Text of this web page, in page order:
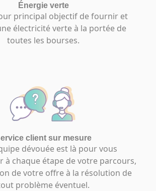
Énergie verte
principal objectif de fournir et
électricité verte à la portée de
toutes les bourses.
client sur mesure
dévouée est là pour vous
à chaque étape de votre parcours,
de votre offre à la résolution de
problème éventuel.